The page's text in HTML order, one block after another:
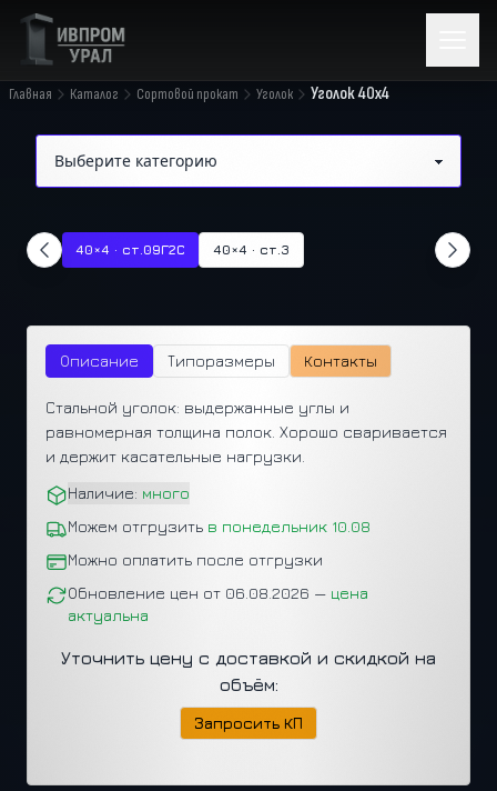
Главная Каталог Сортовой прокат Уголок Уголок 40x4
40×4 · ст.09Г2С 40×4 · ст.3
Описание Типоразмеры Контакты
Стальной уголок: выдержанные углы и
равномерная толщина полок. Хорошо сваривается
и держит касательные нагрузки.
Наличие: много
Можем отгрузить в понедельник 10.08
Можно оплатить после отгрузки
Обновление цен от 06.08.2026 — цена
актуальна
Уточнить цену с доставкой и скидкой на
объём:
Запросить КП